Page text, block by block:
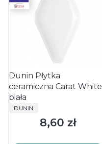
Dunin Płytka
ceramiczna Carat White
biała
PRODUCENT
DUNIN
Cena
8,60 zł